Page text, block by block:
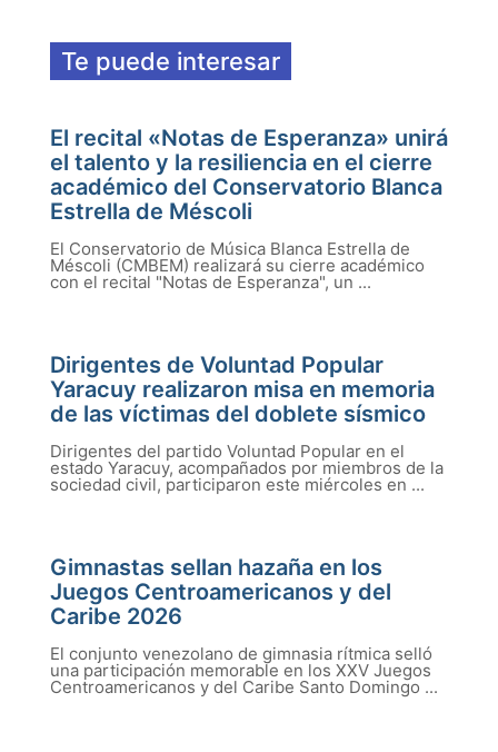
Te puede interesar
El recital «Notas de Esperanza» unirá
el talento y la resiliencia en el cierre
académico del Conservatorio Blanca
Estrella de Méscoli
El Conservatorio de Música Blanca Estrella de
Méscoli (CMBEM) realizará su cierre académico
con el recital "Notas de Esperanza", un ...
Dirigentes de Voluntad Popular
Yaracuy realizaron misa en memoria
de las víctimas del doblete sísmico
Dirigentes del partido Voluntad Popular en el
estado Yaracuy, acompañados por miembros de la
sociedad civil, participaron este miércoles en ...
Gimnastas sellan hazaña en los
Juegos Centroamericanos y del
Caribe 2026
El conjunto venezolano de gimnasia rítmica selló
una participación memorable en los XXV Juegos
Centroamericanos y del Caribe Santo Domingo ...